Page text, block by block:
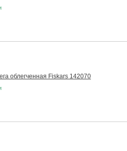
облегченная Fiskars 142070